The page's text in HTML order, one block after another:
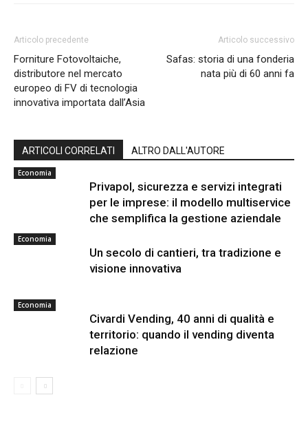
Articolo precedente
Forniture Fotovoltaiche,
distributore nel mercato
europeo di FV di tecnologia
innovativa importata dall’Asia
Articolo successivo
Safas: storia di una fonderia
nata più di 60 anni fa
ARTICOLI CORRELATI ALTRO DALL'AUTORE
Economia
Privapol, sicurezza e servizi integrati
per le imprese: il modello multiservice
che semplifica la gestione aziendale
Economia
Un secolo di cantieri, tra tradizione e
visione innovativa
Economia
Civardi Vending, 40 anni di qualità e
territorio: quando il vending diventa
relazione